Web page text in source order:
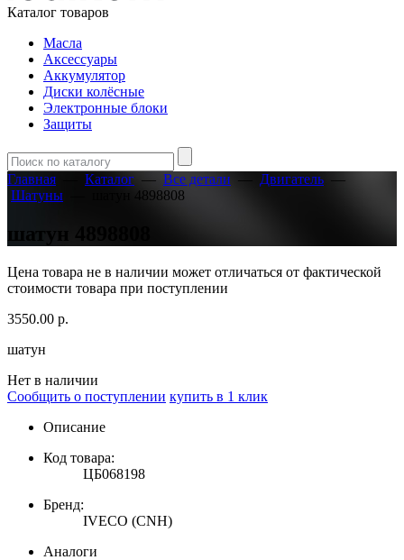
Каталог товаров
Масла
Аксессуары
Аккумулятор
Диски колёсные
Электронные блоки
Защиты
Главная Каталог — Все детали — Двигатель —
Шатуны
шатун 4898808
шатун 4898808
Цена товара не в наличии может отличаться от фактической
стоимости товара при поступлении
3550.00 р.
шатун
Нет в наличии
Сообщить о поступлении купить в 1 клик
Описание
Код товара:
ЦБ068198
Бренд:
IVECO (CNH)
Аналоги